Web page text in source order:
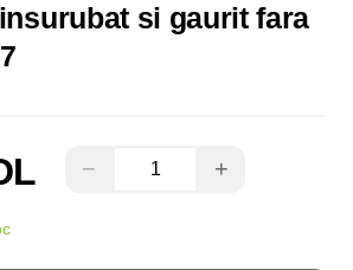
si gaurit fara
− +